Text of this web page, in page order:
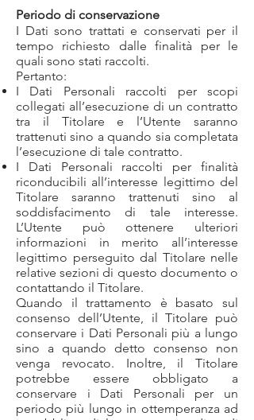
Periodo di conservazione
I Dati sono trattati e conservati per il
tempo richiesto dalle finalità per le
quali sono stati raccolti.
Pertanto:
I Dati Personali raccolti per scopi
collegati all’esecuzione di un contratto
tra il Titolare e l’Utente saranno
trattenuti sino a quando sia completata
l’esecuzione di tale contratto.
I Dati Personali raccolti per finalità
riconducibili all’interesse legittimo del
Titolare saranno trattenuti sino al
soddisfacimento di tale interesse.
L’Utente può ottenere ulteriori
informazioni in merito all’interesse
legittimo perseguito dal Titolare nelle
relative sezioni di questo documento o
contattando il Titolare.
Quando il trattamento è basato sul
consenso dell’Utente, il Titolare può
conservare i Dati Personali più a lungo
sino a quando detto consenso non
venga revocato. Inoltre, il Titolare
potrebbe essere obbligato a
conservare i Dati Personali per un
periodo più lungo in ottemperanza ad